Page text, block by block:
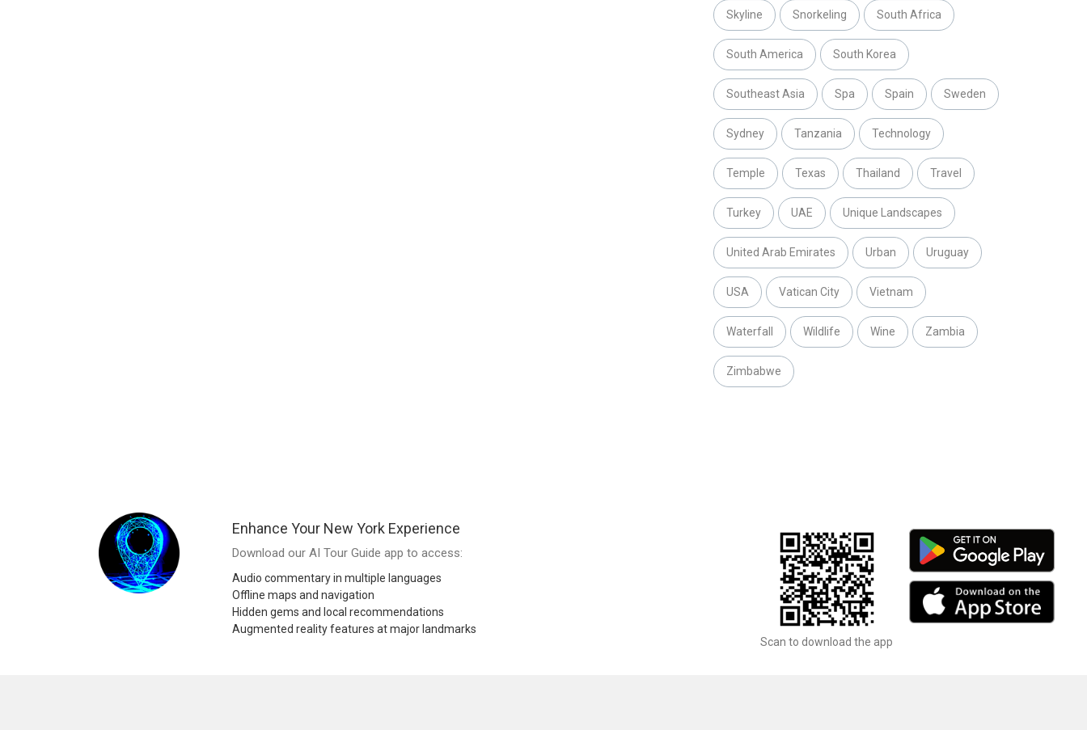
Skyline Snorkeling South Africa
South America South Korea
Southeast Asia Spa Spain Sweden
Sydney Tanzania Technology
Temple Texas Thailand Travel
Turkey UAE Unique Landscapes
United Arab Emirates Urban Uruguay
USA Vatican City Vietnam
Waterfall Wildlife Wine Zambia
Zimbabwe
Enhance Your New York Experience
Download our AI Tour Guide app to access:
Audio commentary in multiple languages
Offline maps and navigation
Hidden gems and local recommendations
Augmented reality features at major landmarks
Scan to download the app